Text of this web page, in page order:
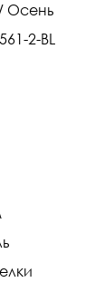
Осень
2-BL